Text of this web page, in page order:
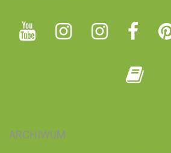
ARCHIWUM